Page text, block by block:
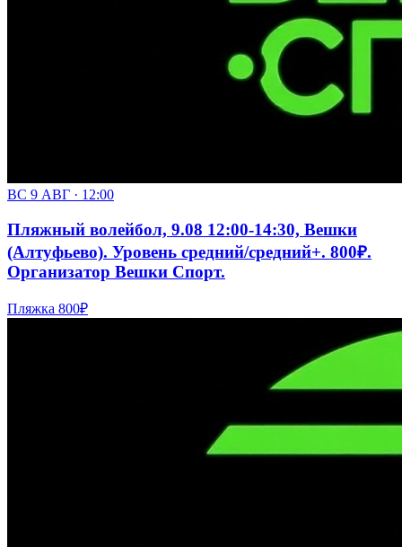
ВС 9 АВГ · 12:00
Пляжный волейбол, 9.08 12:00-14:30, Вешки
(Алтуфьево). Уровень средний/средний+. 800₽.
Организатор Вешки Спорт.
Пляжка 800₽